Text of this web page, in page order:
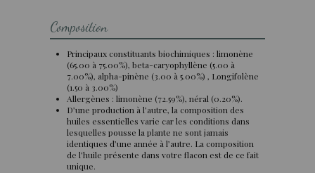
Composition
Principaux constituants biochimiques : limonène
(65.00 à 75.00%), beta-caryophyllène (5.00 à
7.00%), alpha-pinène (3.00 à 5.00%) , Longifolène
(1.50 à 3.00%)
Allergènes : limonène (72.59%), néral (0.20%).
D’une production à l’autre, la composition des
huiles essentielles varie car les conditions dans
lesquelles pousse la plante ne sont jamais
identiques d’une année à l’autre. La composition
de l’huile présente dans votre flacon est de ce fait
unique.